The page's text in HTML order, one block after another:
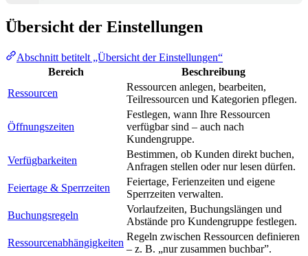
Übersicht der Einstellungen
Abschnitt betitelt „Übersicht der Einstellungen“
Bereich
Beschreibung
Ressourcen
Ressourcen anlegen, bearbeiten,
Teilressourcen und Kategorien pflegen.
Öffnungszeiten
Festlegen, wann Ihre Ressourcen
verfügbar sind – auch nach
Kundengruppe.
Verfügbarkeiten
Bestimmen, ob Kunden direkt buchen,
Anfragen stellen oder nur lesen dürfen.
Feiertage & Sperrzeiten
Feiertage, Ferienzeiten und eigene
Sperrzeiten verwalten.
Buchungsregeln
Vorlaufzeiten, Buchungslängen und
Abstände pro Kundengruppe festlegen.
Ressourcenabhängigkeiten
Regeln zwischen Ressourcen definieren
– z. B. „nur zusammen buchbar”.